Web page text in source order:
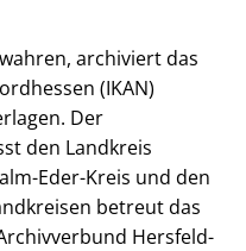
© Landkreis Hersfeld-Rotenburg
archiviert das
(IKAN)
Der
den Landkreis
Eder-Kreis und den
betreut das
Hersfeld-